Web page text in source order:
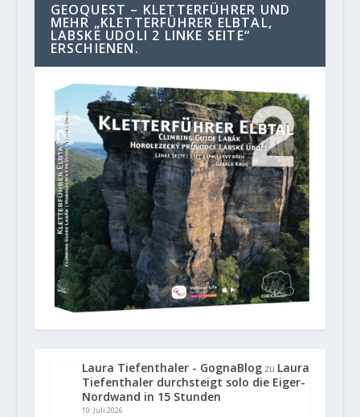
GEOQUEST – KLETTERFÜHRER UND
MEHR „KLETTERFÜHRER ELBTAL,
LABSKE UDOLI 2 LINKE SEITE“
ERSCHIENEN.
Laura Tiefenthaler - GognaBlogzu Laura
Tiefenthaler durchsteigt solo die Eiger-
Nordwand in 15 Stunden
10. Juli 2026